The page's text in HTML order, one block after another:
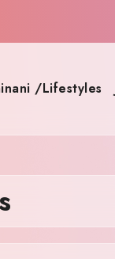
/Lifestyles